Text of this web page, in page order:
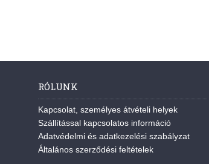
RÓLUNK
Kapcsolat, személyes átvételi helyek
Szállítással kapcsolatos információ
Adatvédelmi és adatkezelési szabályzat
Általános szerződési feltételek